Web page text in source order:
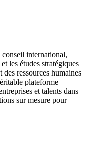
conseil international,
les études stratégiques
des ressources humaines
plateforme
et talents dans
sur mesure pour